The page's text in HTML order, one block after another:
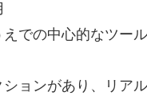
での中心的なツール
ョンがあり、リア